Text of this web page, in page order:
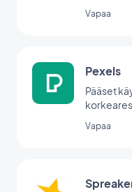
Vapaa
Pexels
Pääset
Vapaa